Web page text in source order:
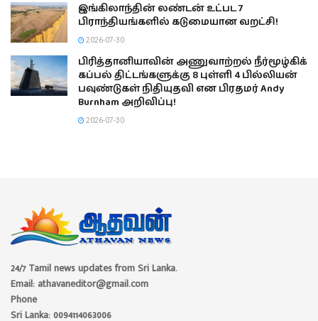
இங்கிலாந்தின் லண்டன் உட்பட 7
பிராந்தியங்களில் கடுமையான வறட்சி!
2026-07-30
பிரித்தானியாவின் அணுவாற்றல் நீர்மூழ்கிக்
கப்பல் திட்டங்களுக்கு 8 புள்ளி 4 பில்லியன்
பவுண்டுகள் நிதியுதவி என பிரதமர் Andy
Burnham அறிவிப்பு!
2026-07-30
24/7 Tamil news updates from Sri Lanka.
Email: athavaneditor@gmail.com
Phone
Sri Lanka: 0094114063006